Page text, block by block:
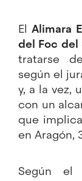
ElAlimara
del Foc del
tratarse
según el
y, a la vez,
con un
que
en Aragón,
Según el